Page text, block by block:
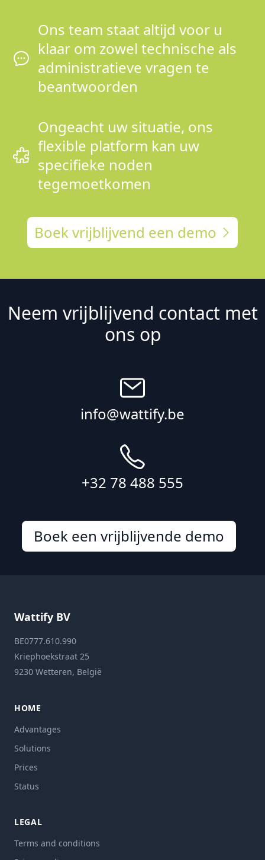
Ons team staat altijd voor u
klaar om zowel technische als
administratieve vragen te
beantwoorden
Ongeacht uw situatie, ons
flexible platform kan uw
specifieke noden
tegemoetkomen
Boek vrijblijvend een demo
Neem vrijblijvend contact met
ons op
info@wattify.be
+32 78 488 555
Boek een vrijblijvende demo
Wattify BV
BE0777.610.990
Kriephoekstraat 25
9230 Wetteren, België
HOME
Advantages
Solutions
Prices
Status
LEGAL
Terms and conditions